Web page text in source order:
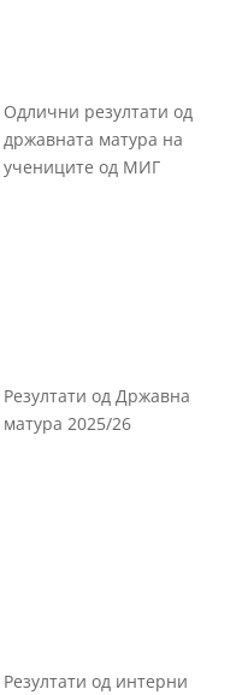
Одлични резултати од
државната матура на
учениците од МИГ
Резултати од Државна
матура 2025/26
Резултати од интерни